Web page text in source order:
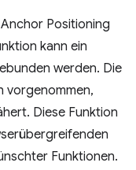
Positioning
kann ein
werden. Die
vorgenommen,
Diese Funktion
Funktionen.